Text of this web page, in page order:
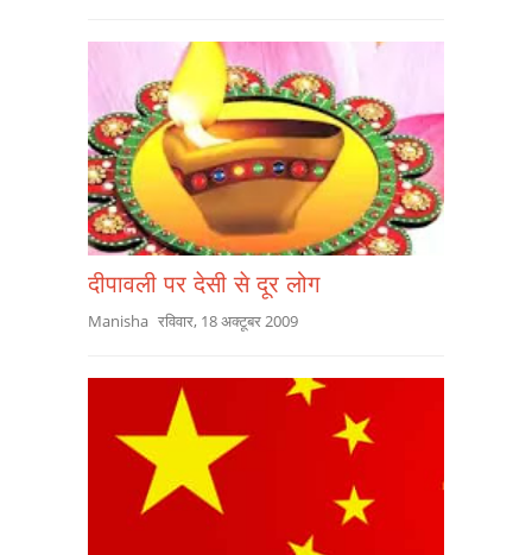
दीपावली पर देसी से दूर लोग
Manisha रविवार, 18 अक्टूबर 2009